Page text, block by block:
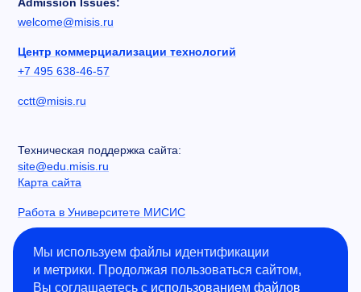
welcome@misis.ru
Центр коммерциализации технологий
+7 495 638-46-57
cctt@misis.ru
Техническая поддержка сайта:
site@edu.misis.ru
Карта сайта
Работа в Университете МИСИС
Сведения об образовательной организации
Информация о закупках
Мы используем файлы идентификации
и метрики. Продолжая пользоваться сайтом,
Вы соглашаетесь с использованием файлов